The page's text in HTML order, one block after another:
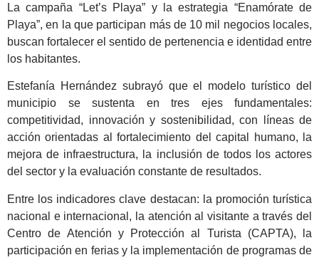
La campaña “Let’s Playa” y la estrategia “Enamórate de
Playa”, en la que participan más de 10 mil negocios locales,
buscan fortalecer el sentido de pertenencia e identidad entre
los habitantes.
Estefanía Hernández subrayó que el modelo turístico del
municipio se sustenta en tres ejes fundamentales:
competitividad, innovación y sostenibilidad, con líneas de
acción orientadas al fortalecimiento del capital humano, la
mejora de infraestructura, la inclusión de todos los actores
del sector y la evaluación constante de resultados.
Entre los indicadores clave destacan: la promoción turística
nacional e internacional, la atención al visitante a través del
Centro de Atención y Protección al Turista (CAPTA), la
participación en ferias y la implementación de programas de